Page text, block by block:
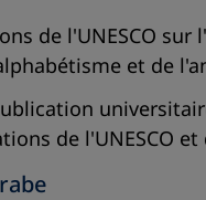
de l'UNESCO sur
et de
de l'UNESCO